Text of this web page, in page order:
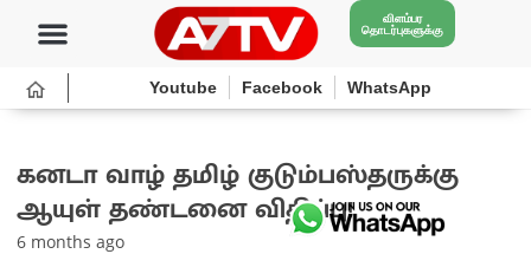
விளம்பர
தொடர்புகளுக்கு
Youtube Facebook WhatsApp
கனடா வாழ் தமிழ் குடும்பஸ்தருக்கு
ஆயுள் தண்டனை விதிப்பு!
6 months ago